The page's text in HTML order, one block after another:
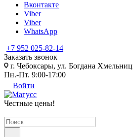
Вконтакте
Viber
Viber
WhatsApp
+7 952 025-82-14
Заказать звонок
г. Чебоксары, ул. Богдана
Пн.-Пт. 9:00-17:00
Войти
Честные цены!